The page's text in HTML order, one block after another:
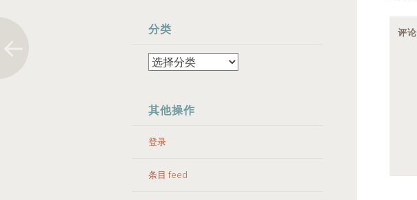
分类
其他操作
登录
条目 feed
评